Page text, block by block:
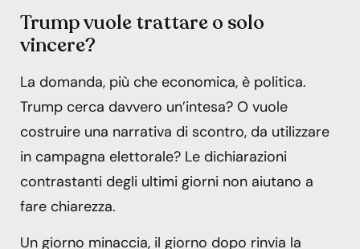
Trump vuole trattare o solo
vincere?
La domanda, più che economica, è politica.
Trump cerca davvero un’intesa? O vuole
costruire una narrativa di scontro, da utilizzare
in campagna elettorale? Le dichiarazioni
contrastanti degli ultimi giorni non aiutano a
fare chiarezza.
Un giorno minaccia, il giorno dopo rinvia la